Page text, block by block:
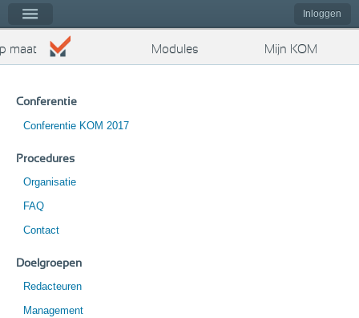
Kies op maat
maat Modules Mijn KOM
Inloggen
Conferentie
Conferentie KOM 2017
Procedures
Organisatie
FAQ
Contact
Doelgroepen
Redacteuren
Management